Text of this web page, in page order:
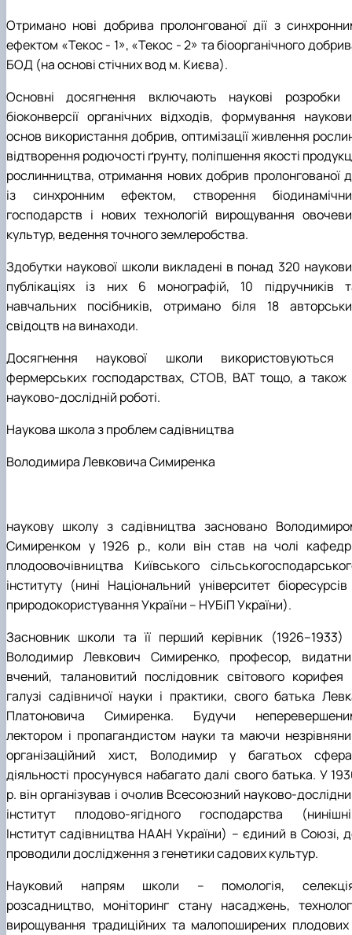
Отримано нові добрива пролонгованої дії з
ефектом «Текос - 1», «Текос - 2» та біоорганічного
БОД (на основі стічних вод м. Києва).
Основні досягнення включають наукові розробки
біоконверсії органічних відходів, формування
основ використання добрив, оптимізації живлення
відтворення родючості ґрунту, поліпшення якості
рослинництва, отримання нових добрив пролонгованої
із синхронним ефектом, створення
господарств і нових технологій вирощування
культур, ведення точного землеробства.
Здобутки наукової школи викладені в понад 320
публікаціях із них 6 монографій, 10 підручників
навчальних посібників, отримано біля 18
свідоцтв на винаходи.
Досягнення наукової школи використовуються
фермерських господарствах, СТОВ, ВАТ тощо, а також
науково-дослідній роботі.
Наукова школа з проблем садівництва
Володимира Левковича Симиренка
наукову школу з садівництва засновано
Симиренком у 1926 р., коли він став на чолі
плодоовочівництва Київського
інституту (нині Національний університет біоресурсів
природокористування України – НУБіП України).
Засновник школи та її перший керівник (1926–1933)
Володимир Левкович Симиренко, професор,
вчений, талановитий послідовник світового корифея
галузі садівничої науки і практики, свого батька
Платоновича Симиренка. Будучи
лектором і пропагандистом науки та маючи
організаційний хист, Володимир у багатьох
діяльності просунувся набагато далі свого батька. У
р. він організував і очолив Всесоюзний науково-
інститут плодово-ягідного господарства
Інститут садівництва НААН України) – єдиний в Союзі,
проводили дослідження з генетики садових культур.
Науковий напрям школи – помологія,
розсадництво, моніторинг стану насаджень,
вирощування традиційних та малопоширених плодових